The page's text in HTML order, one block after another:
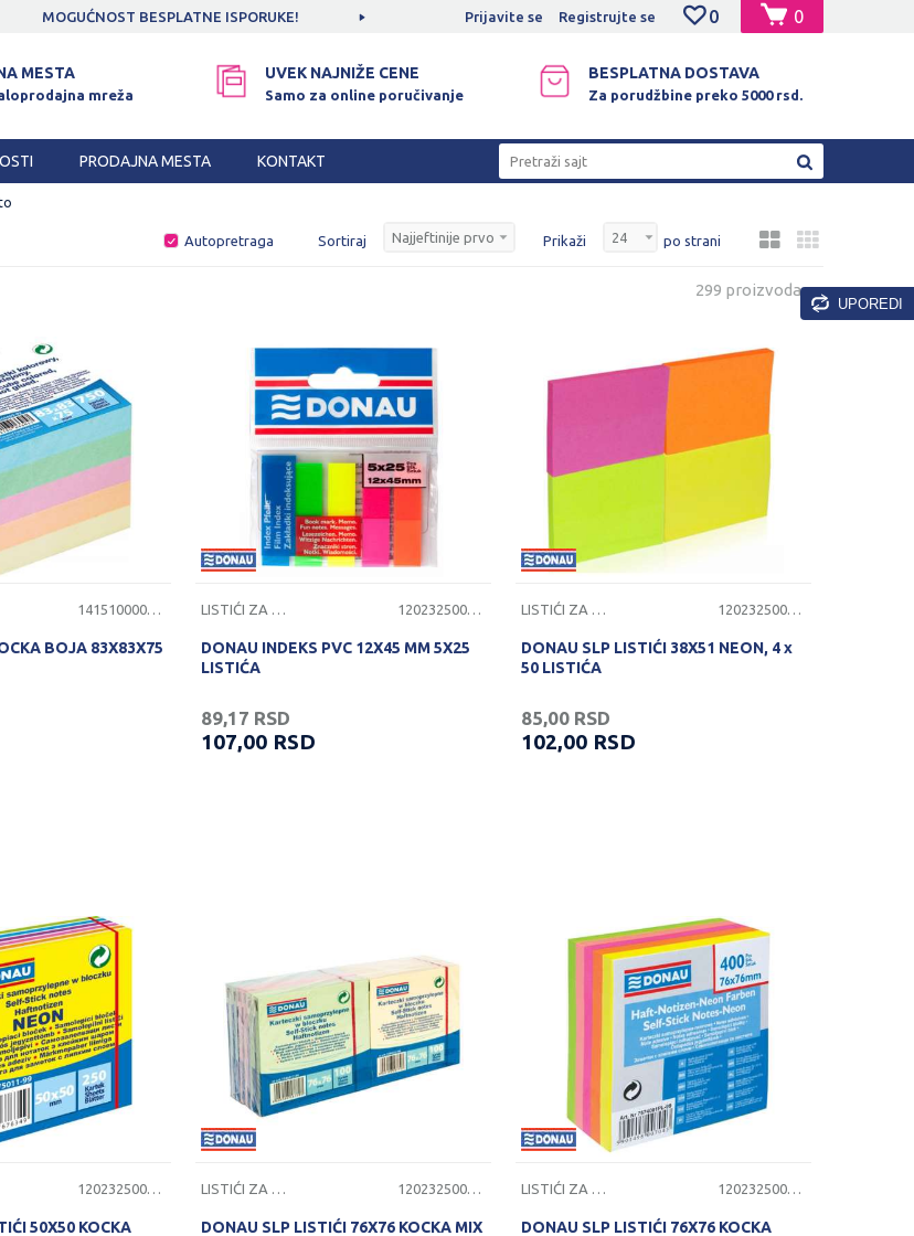
MOGUĆNOST BESPLATNE ISPORUKE! SIGURNO PLAĆANJE PLATNIM KARTICAMA! 0
0
Prijavite se Registrujte se
MESTA
mreža
UVEK NAJNIŽE CENE
Samo za online poručivanje
BESPLATNA DOSTAVA
Za porudžbine preko 5000 rsd.
PRODAJNA MESTA KONTAKT Pretraži sajt
UPOREDI
Autopretraga Sortiraj Prikaži po strani
299 proizvoda
1415100000095
BOJA 83X83X75
LISTIĆI ZA PORUKE 1202325000619
DONAU INDEKS PVC 12X45 MM 5X25
LISTIĆA
89,17 RSD
107,00 RSD
LISTIĆI ZA PORUKE 1202325000636
DONAU SLP LISTIĆI 38X51 NEON, 4 x
50 LISTIĆA
85,00 RSD
102,00 RSD
1202325000632
50X50 KOCKA
LISTIĆI ZA PORUKE 1202325000633
DONAU SLP LISTIĆI 76X76 KOCKA MIX
LISTIĆI ZA PORUKE 1202325000635
DONAU SLP LISTIĆI 76X76 KOCKA